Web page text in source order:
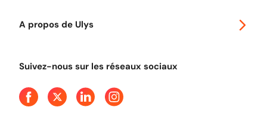
A propos de Ulys
Presse
Suivez-nous sur les réseaux sociaux